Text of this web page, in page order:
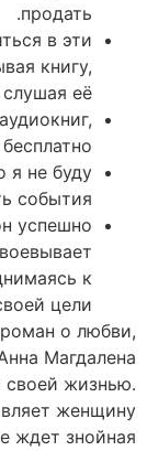
продать.
в эти
книгу,
её?
я не буду
события.
успешно
к
цели.
о любви,
Магдалена
своей жизнью.
женщину
ждет знойная